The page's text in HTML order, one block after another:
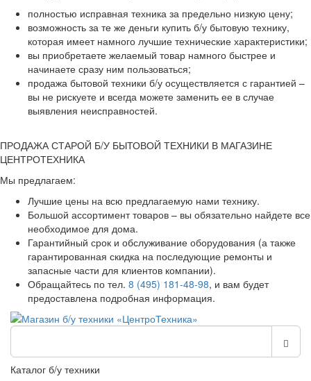
полностью исправная техника за предельно низкую цену;
возможность за те же деньги купить б/у бытовую технику,
которая имеет намного лучшие технические характеристики;
вы приобретаете желаемый товар намного быстрее и
начинаете сразу ним пользоваться;
продажа бытовой техники б/у осуществляется с гарантией –
вы не рискуете и всегда можете заменить ее в случае
выявления неисправностей.
ПРОДАЖА СТАРОЙ Б/У БЫТОВОЙ ТЕХНИКИ В МАГАЗИНЕ
ЦЕНТРОТЕХНИКА
Мы предлагаем:
Лучшие цены на всю предлагаемую нами технику.
Большой ассортимент товаров – вы обязательно найдете все
необходимое для дома.
Гарантийный срок и обслуживание оборудования (а также
гарантированная скидка на последующие ремонты и
запасные части для клиентов компании).
Обращайтесь по тел. 8 (495) 181-48-98, и вам будет
предоставлена подробная информация.
Каталог б/у техники